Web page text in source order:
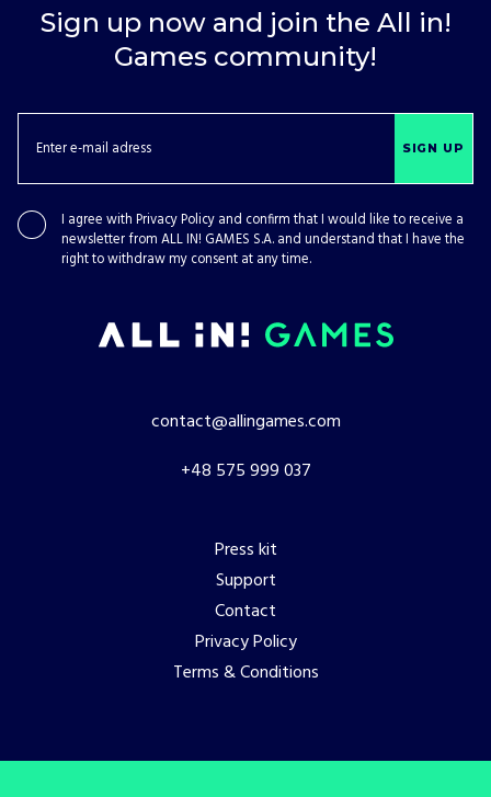
Sign up now and join the All in!
Games community!
SIGN UP
I agree with Privacy Policy and confirm that I would like to receive a
newsletter from ALL IN! GAMES S.A. and understand that I have the
right to withdraw my consent at any time.
contact@allingames.com
+48 575 999 037
Press kit
Support
Contact
Privacy Policy
Terms & Conditions